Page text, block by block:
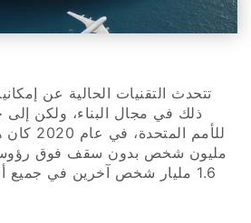
تتحدث التقنيات الحالية عن
ذلك في مجال البناء، ولكن إلى
مليون شخص بدون سقف فوق
1.6 مليار شخص آخرين في